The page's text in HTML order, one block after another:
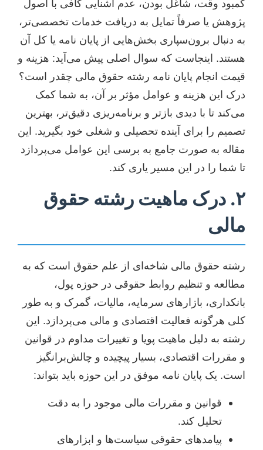
کمبود وقت، شاغل بودن، عدم آشنایی کافی با اصول
پژوهش یا صرفاً تمایل به دریافت خدمات تخصصی‌تر،
به دنبال برون‌سپاری بخش‌هایی از پایان نامه یا کل آن
هستند. اینجاست که سوال اصلی پیش می‌آید: هزینه و
قیمت انجام پایان نامه رشته حقوق مالی چقدر است؟
درک این هزینه و عوامل مؤثر بر آن، به شما کمک
می‌کند تا با دیدی بازتر و برنامه‌ریزی دقیق‌تر، بهترین
تصمیم را برای آینده تحصیلی و شغلی خود بگیرید. این
مقاله به صورت جامع به برسی این عوامل می‌پردازد
تا شما را در این مسیر یاری کند.
۲. درک ماهیت رشته حقوق
مالی
رشته حقوق مالی شاخه‌ای از علم حقوق است که به
مطالعه و تنظیم روابط حقوقی در حوزه پول،
بانکداری، بازارهای سرمایه، مالیات، گمرک و به طور
کلی هرگونه فعالیت اقتصادی و مالی می‌پردازد. این
رشته به دلیل ماهیت پویا و تغییرات مداوم در قوانین
و مقررات اقتصادی، بسیار پیچیده و چالش‌برانگیز
است. یک پایان نامه موفق در این حوزه باید بتواند:
قوانین و مقررات مالی موجود را به دقت
تحلیل کند.
پیامدهای حقوقی سیاست‌ها و ابزارهای